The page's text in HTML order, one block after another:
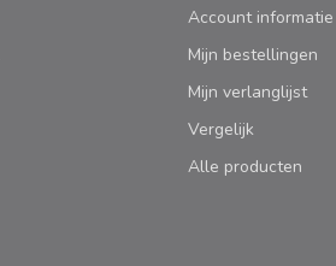
Account informatie
Mijn bestellingen
Mijn verlanglijst
Vergelijk
Alle producten